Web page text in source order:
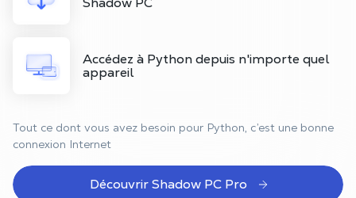
Accédez à Python depuis n'importe quel
appareil
Tout ce dont vous avez besoin pour Python, c’est une bonne
connexion Internet
Découvrir Shadow PC Pro